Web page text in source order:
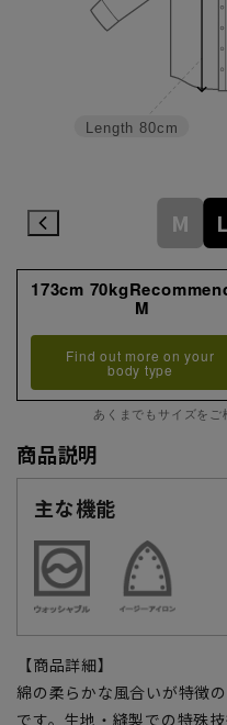
Length 80cm
M L
173cm
M
Find out more on your
body type
あくまでもサイズをご
商品説明
主な機能
【商品詳細】
綿の柔らかな風合いが特徴
です。生地・縫製での特殊